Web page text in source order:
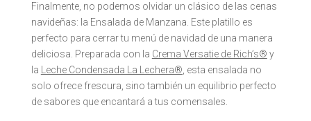
Finalmente, no podemos olvidar un clásico de las cenas
navideñas: la Ensalada de Manzana. Este platillo es
perfecto para cerrar tu menú de navidad de una manera
deliciosa. Preparada con la Crema Versatie de Rich’s® y
la Leche Condensada La Lechera®, esta ensalada no
solo ofrece frescura, sino también un equilibrio perfecto
de sabores que encantará a tus comensales.